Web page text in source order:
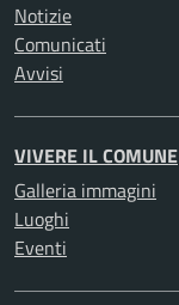
Notizie
Comunicati
Avvisi
VIVERE IL COMUNE
Galleria immagini
Luoghi
Eventi